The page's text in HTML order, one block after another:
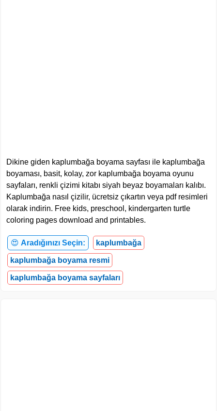
Dikine giden kaplumbağa boyama sayfası ile kaplumbağa
boyaması, basit, kolay, zor kaplumbağa boyama oyunu
sayfaları, renkli çizimi kitabı siyah beyaz boyamaları kalıbı.
Kaplumbağa nasıl çizilir, ücretsiz çıkartın veya pdf resimleri
olarak indirin. Free kids, preschool, kindergarten turtle
coloring pages download and printables.
😍 Aradığınızı Seçin: kaplumbağa
kaplumbağa boyama resmi
kaplumbağa boyama sayfaları